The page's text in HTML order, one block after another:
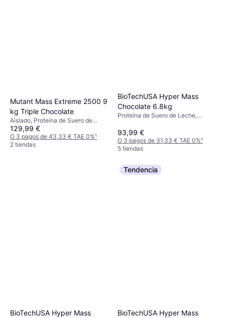
Mutant Mass Extreme 2500 9
kg Triple Chocolate
Aislado, Proteína de Suero de
Leche, Silicio, Potasio, Calcio,
Hierro, Edulcorante
129,99 €
O 3 pagos de 43,33 € TAE 0%¹
2 tiendas
BioTechUSA Hyper Mass
Chocolate 6.8kg
Proteína de Suero de Leche,
azúcar, Edulcorante, Aumento de
energía, Mejora la función
muscular
93,99 €
O 3 pagos de 31,33 € TAE 0%¹
5 tiendas
BioTechUSA Hyper Mass
Tendencia
BioTechUSA Hyper Mass